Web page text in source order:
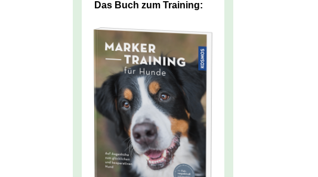
Das Buch zum Training: